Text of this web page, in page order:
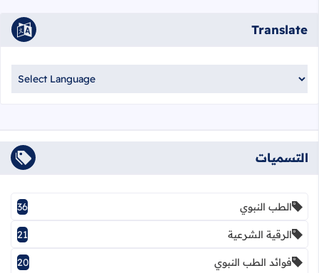
Translate
التسميات
الطب النبوي 36
الرقية الشرعية 21
فوائد الطب النبوي 20